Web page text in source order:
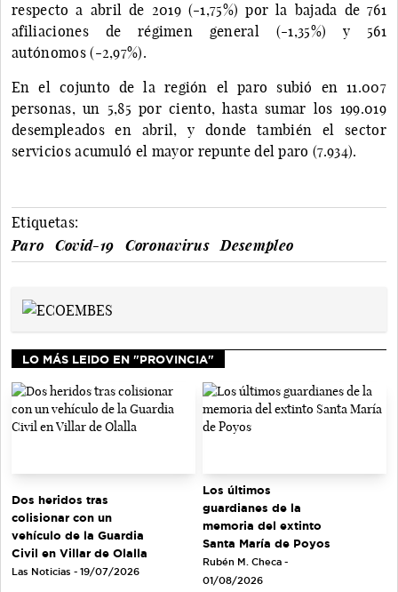
respecto a abril de 2019 (-1,75%) por la bajada de 761
afiliaciones de régimen general (-1,35%) y 561
autónomos (-2,97%).
En el cojunto de la región el paro subió en 11.007
personas, un 5,85 por ciento, hasta sumar los 199.019
desempleados en abril, y donde también el sector
servicios acumuló el mayor repunte del paro (7.934).
Etiquetas:
Paro
Covid-19 Coronavirus Desempleo
LO MÁS LEIDO EN "PROVINCIA"
Dos heridos tras
colisionar con un
vehículo de la Guardia
Civil en Villar de Olalla
Las Noticias - 19/07/2026
Los últimos
guardianes de la
memoria del extinto
Santa María de Poyos
Rubén M. Checa -
01/08/2026